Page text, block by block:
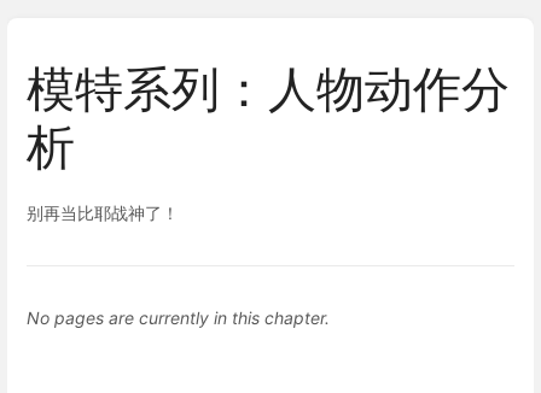
模特系列：人物动作分
析
别再当比耶战神了！
No pages are currently in this chapter.